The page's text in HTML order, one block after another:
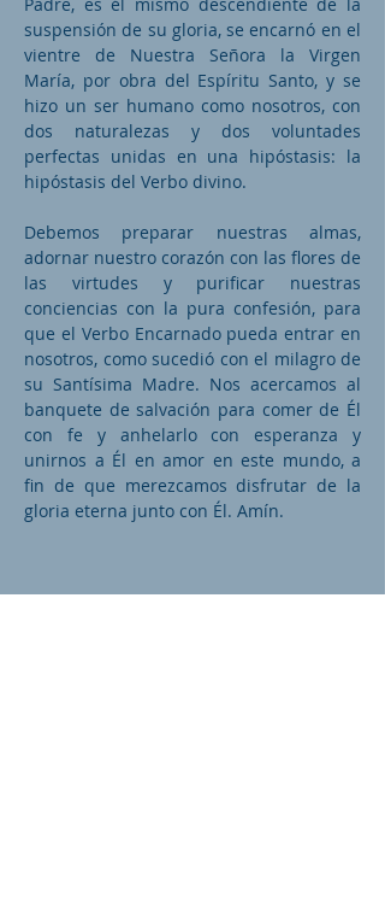
suspensión de su gloria, se encarnó en el
vientre de Nuestra Señora la Virgen
María, por obra del Espíritu Santo, y se
hizo un ser humano como nosotros, con
dos naturalezas y dos voluntades
perfectas unidas en una hipóstasis: la
hipóstasis del Verbo divino.
Debemos preparar nuestras almas,
adornar nuestro corazón con las flores de
las virtudes y purificar nuestras
conciencias con la pura confesión, para
que el Verbo Encarnado pueda entrar en
nosotros, como sucedió con el milagro de
su Santísima Madre. Nos acercamos al
banquete de salvación para comer de Él
con fe y anhelarlo con esperanza y
unirnos a Él en amor en este mundo, a
fin de que merezcamos disfrutar de la
gloria eterna junto con Él. Amín.